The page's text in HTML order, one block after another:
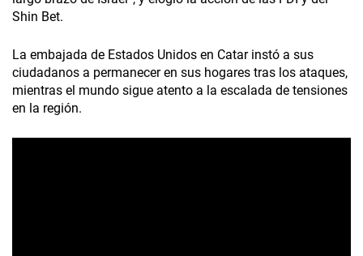
Shin Bet.
La embajada de Estados Unidos en Catar instó a sus
ciudadanos a permanecer en sus hogares tras los ataques,
mientras el mundo sigue atento a la escalada de tensiones
en la región.